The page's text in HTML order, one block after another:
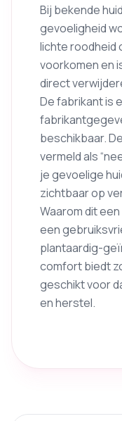
Bij bekende
gevoeligheid
lichte roodheid
voorkomen en
direct
De fabrikant is
beschikbaar.
vermeld als
je gevoelige
zichtbaar op
Waarom dit
een
plantaardig-
comfort biedt
geschikt voor
en herstel.